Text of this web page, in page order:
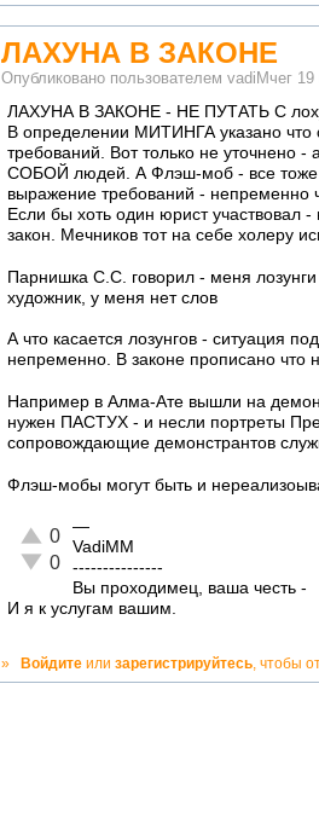
ЛАХУНА В ЗАКОНЕ
Опубликовано пользователем vadiMчег 19
ЛАХУНА В ЗАКОНЕ - НЕ ПУТАТЬ С
В определении МИТИНГА указано что
требований. Вот только не
СОБОЙ людей. А Флэш-моб - все тоже -
выражение требований - непременно
Если бы хоть один юрист участвовал
закон. Мечников тот на себе холеру
Парнишка С.С. говорил - меня
художник, у меня нет слов
А что касается лозунгов - ситуация
непременно. В законе прописано что
Например в Алма-Ате вышли на
нужен ПАСТУХ - и несли портреты
сопровождающие демонстрантов
Флэш-мобы могут быть и
Отлично!
0
Неадекватно!
0
—
VadiMM
---------------
Вы проходимец, ваша честь -
И я к услугам вашим.
» Войдите или зарегистрируйтесь , чтобы